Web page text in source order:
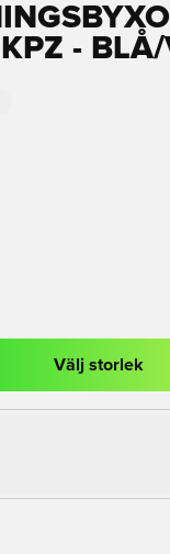
-
logga in eller
Välj storlek